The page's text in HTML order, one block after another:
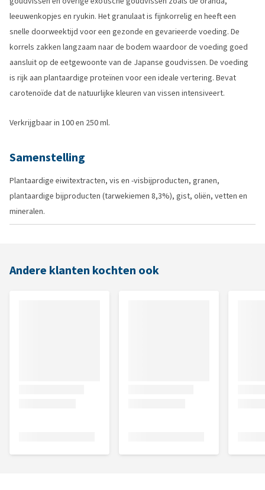
leeuwenkopjes en ryukin. Het granulaat is fijnkorrelig en heeft een
snelle doorweektijd voor een gezonde en gevarieerde voeding. De
korrels zakken langzaam naar de bodem waardoor de voeding goed
aansluit op de eetgewoonte van de Japanse goudvissen. De voeding
is rijk aan plantaardige proteïnen voor een ideale vertering. Bevat
carotenoïde dat de natuurlijke kleuren van vissen intensiveert.
Verkrijgbaar in 100 en 250 ml.
Samenstelling
Plantaardige eiwitextracten, vis en -visbijproducten, granen,
plantaardige bijproducten (tarwekiemen 8,3%), gist, oliën, vetten en
mineralen.
Andere klanten kochten ook